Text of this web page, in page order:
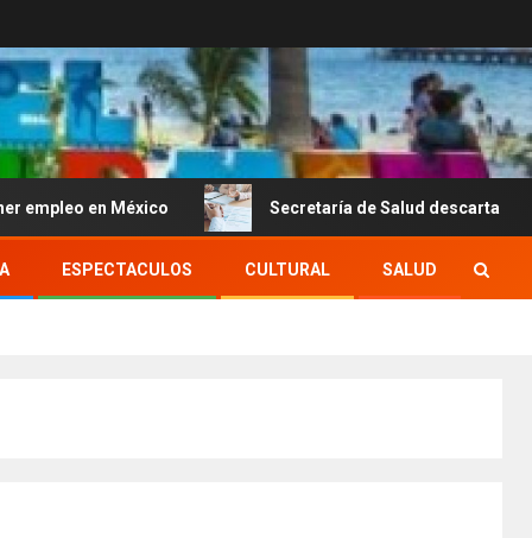
México Secretaría de Salud descarta brote activo
ESPECTACULOS CULTURAL SALUD